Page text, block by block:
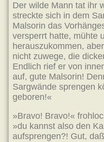
Der wilde Mann tat ihr
streckte sich in dem
Malsorin das
versperrt hatte, mühte
herauszukommen,
nicht zuwege, die
Endlich rief er von
auf, gute Malsorin!
Sargwände sprengen
geboren!«
»Bravo! Bravo!«
»du kannst also den
aufsprengen?! Gut,